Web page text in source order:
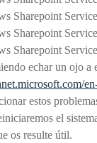
Sharepoint
Sharepoint
Sharepoint
echar un ojo a
estos
el
os resulte útil.